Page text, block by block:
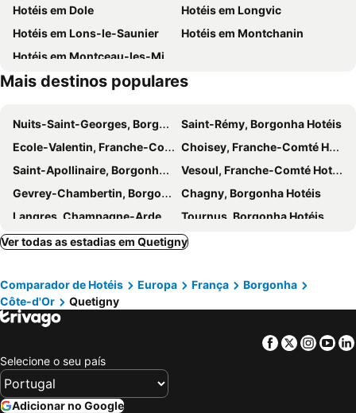
Campanile Dijon Sud - Marsannay
La Bonbonniere, Sure Hotel Collection by Best Western
The Originals City, Hôtel Restaurant l'Ormichal Dijon Sud
Les Deux Chèvres
Hotéis em Dole
Hotéis em Longvic
Hotéis em Lons-le-Saunier
Hotéis em Montchanin
Hotéis em Montceau-les-Mines
Mais destinos populares
Nuits-Saint-Georges, Borgonha Hotéis
Saint-Rémy, Borgonha Hotéis
Ecole-Valentin, Franche-Comté Hotéis
Choisey, Franche-Comté Hotéis
Saint-Apollinaire, Borgonha Hotéis
Vesoul, Franche-Comté Hotéis
Gevrey-Chambertin, Borgonha Hotéis
Chagny, Borgonha Hotéis
Langres, Champagne-Ardenne Hotéis
Tournus, Borgonha Hotéis
Couchey, Borgonha Hotéis
Montagny-lès-Beaune, Borgonha Hotéis
Le Creusot, Borgonha Hotéis
Champagny-sous-Uxelles, Borgonha Hotéis
Chaumont, Champagne-Ardenne Hotéis
Avallon, Borgonha Hotéis
Baume-les-Dames, Franche-Comté Hotéis
Dijon, Borgonha Hotéis
Malafretaz, Ródano-Alpes Hotéis
Chalon-sur-Saône, Borgonha Hotéis
Dole, Franche-Comté Hotéis
Ver todas as estadias em Quetigny
Comparador de Hotéis Europa França
Borgonha
Côte-d'Or
Quetigny
Facebook
Twitter
Selecione o seu país
Adicionar no Google